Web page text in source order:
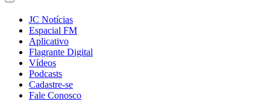
JC Notícias
Espacial FM
Aplicativo
Flagrante Digital
Vídeos
Podcasts
Cadastre-se
Fale Conosco